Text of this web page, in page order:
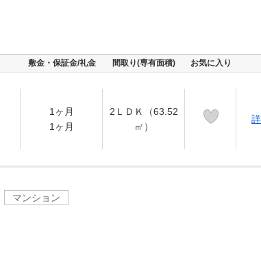
敷金・保証金/礼金 間取り(専有面積) お気に入り
1ヶ月
1ヶ月
2ＬＤＫ（63.52
㎡）
マンション